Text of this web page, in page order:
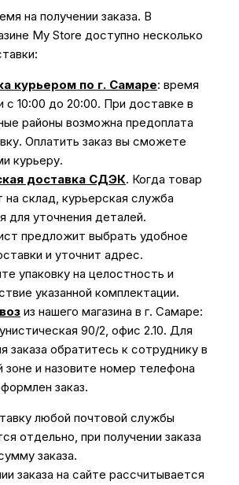
на получении заказа. В
My Store доступно несколько
курьером по г. Самаре: время
с 10:00 до 20:00. При доставке в
районы возможна предоплата
Оплатить заказ вы сможете
курьеру.
доставка СДЭК. Когда товар
на склад, курьерская служба
для уточнения деталей.
предложит выбрать удобное
и уточнит адрес.
упаковку на целостность и
указанной комплектации.
из нашего магазина в г. Самаре:
90/2, офис 2.10. Для
заказа обратитесь к сотруднику в
зоне и назовите номер телефона
заказ.
любой почтовой службы
отдельно, при получении заказа
заказа.
заказа на сайте рассчитывается